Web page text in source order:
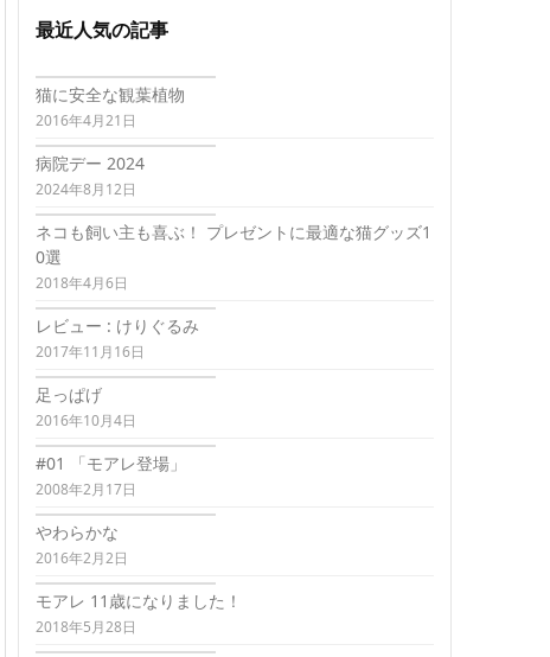
最近人気の記事
猫に安全な観葉植物
2016年4月21日
病院デー 2024
2024年8月12日
ネコも飼い主も喜ぶ！ プレゼントに最適な猫グッズ1
0選
2018年4月6日
レビュー : けりぐるみ
2017年11月16日
足っぱげ
2016年10月4日
#01 「モアレ登場」
2008年2月17日
やわらかな
2016年2月2日
モアレ 11歳になりました！
2018年5月28日